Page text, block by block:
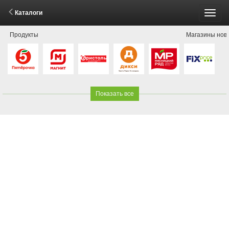
Каталоги
Продукты Магазины
Показать все